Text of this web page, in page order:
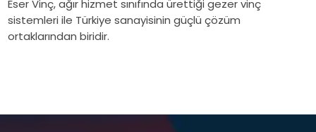
Eser Vinç, ağır hizmet sınıfında ürettiği gezer vinç
sistemleri ile Türkiye sanayisinin güçlü çözüm
ortaklarından biridir.